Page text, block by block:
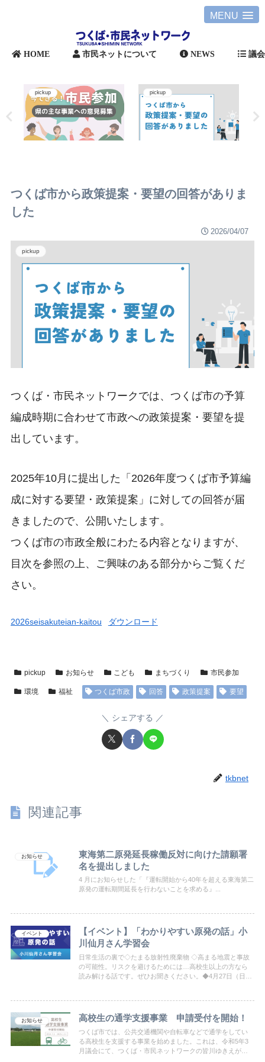
MENU
HOME 市民ネットについて NEWS 議会
pickup pickup
つくば市から政策提案・要望の回答がありま
した
2026/04/07
pickup
つくば・市民ネットワークでは、つくば市の予算
編成時期に合わせて市政への政策提案・要望を提
出しています。
2025年10月に提出した「2026年度つくば市予算編
成に対する要望・政策提案」に対しての回答が届
きましたので、公開いたします。
つくば市の市政全般にわたる内容となりますが、
目次を参照の上、ご興味のある部分からご覧くだ
さい。
2026seisakuteian-kaitou ダウンロード
pickup お知らせ こども まちづくり 市民参加
環境 福祉 つくば市政 回答 政策提案 要望
シェアする
tkbnet
関連記事
お知らせ
東海第二原発延長稼働反対に向けた請願署
名を提出しました
4 月にお知らせした「『運転開始から40年を超える東海第二
原発の運転期間延長を行わないことを求める』...
イベント
【イベント】「わかりやすい原発の話」小
川仙月さん学習会
日常生活の裏で◇たまる放射性廃棄物 ◇高まる地震と事故
の可能性。リスクを避けるためには…高校生以上の方なら
読み解ける話です。ぜひお聞きください。◆4月27日（日）
お知らせ 高校生の通学支援事業 申請受付を開始！
つくば市では、公共交通機関や自転車などで通学をしてい
る高校生を支援する事業を始めました。これは、令和5年3
月議会にて、つくば・市民ネットワークの皆川ゆきえが